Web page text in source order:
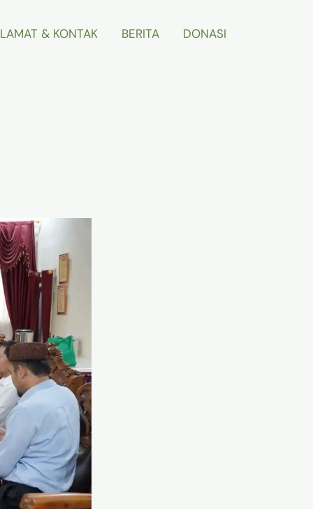
& KONTAK BERITA DONASI